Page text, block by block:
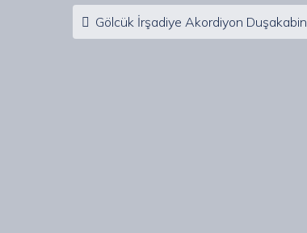
Post navigation
Gölcük İrşadiye Akordiyon Duşakabin